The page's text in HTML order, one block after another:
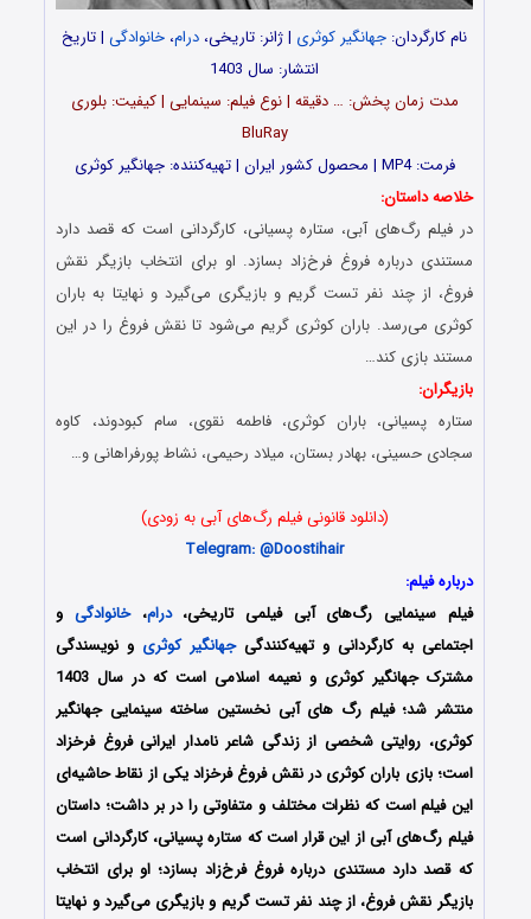
نام کارگردان: جهانگیر کوثری | ژانر: تاریخی، درام، خانوادگی | تاریخ
انتشار: سال 1403
مدت‌‌ زمان پخش: … دقیقه | نوع فیلم: سینمایی | کیفیت: بلوری
BluRay
فرمت: MP4 | محصول کشور ایران | تهیه‎‌کننده: جهانگیر کوثری
خلاصه داستان:
در فیلم رگ‌های آبی، ستاره پسیانی، کارگردانی است که قصد دارد
مستندی درباره فروغ فرخ‌زاد بسازد. او برای انتخاب بازیگر نقش
فروغ، از چند نفر تست گریم و بازیگری می‌گیرد و نهایتا به باران
کوثری می‌رسد. باران کوثری گریم می‌شود تا نقش فروغ را در این
مستند بازی کند…
بازیگران:
ستاره پسیانی، باران کوثری، فاطمه ‌نقوی، سام ‌کبودوند، کاوه
‌سجادی ‌حسینی، بهادر بستان، میلاد ‌رحیمی، نشاط ‌پورفراهانی و…
(دانلود قانونی فیلم رگ‌های آبی به زودی)
Telegram: @Doostihair
درباره فیلم:
فیلم سینمایی رگ‌های آبی فیلمی تاریخی،درام،خانوادگی و
اجتماعی به کارگردانی و تهیه‌کنندگیجهانگیر کوثری و نویسندگی
مشترک جهانگیر کوثری و نعیمه اسلامی است که در سال 1403
منتشر شد؛ فیلم رگ های آبی نخستین ساخته سینمایی جهانگیر
کوثری، روایتی شخصی از زندگی شاعر نامدار ایرانی فروغ فرخزاد
است؛ بازی باران کوثری در نقش فروغ فرخزاد یکی از نقاط حاشیه‌ای
این فیلم است که نظرات مختلف و متفاوتی را در بر داشت؛ داستان
فیلم رگ‌‌های آبی از این قرار است که ستاره پسیانی، کارگردانی است
که قصد دارد مستندی درباره فروغ فرخ‌زاد بسازد؛ او برای انتخاب
بازیگر نقش فروغ، از چند نفر تست گریم و بازیگری می‌گیرد و نهایتا